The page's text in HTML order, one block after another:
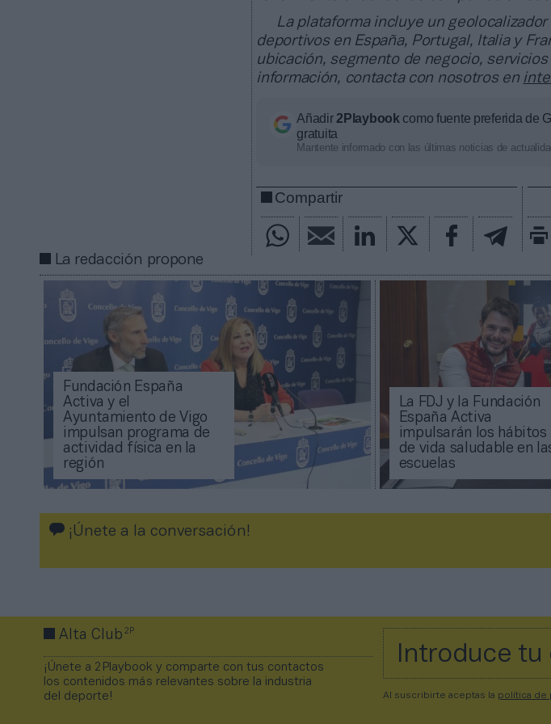
La plataforma incluye un
deportivos en España, Portugal, Italia y
ubicación, segmento de negocio,
información, contacta con nosotros en
Añadir2Playbook como fuente preferida de
gratuita
Mantente informado con las últimas noticias de
Compartir
La redacción propone
Fundación España
Activa y el
Ayuntamiento de Vigo
impulsan programa de
actividad física en la
región
La FDJ y la Fundación
España Activa
impulsarán los hábitos
de vida saludable en
escuelas
¡Únete a la conversación!
Alta Club2P
¡Únete a 2Playbook y comparte con tus contactos
los contenidos más relevantes sobre la industria
del deporte!
Al suscribirte aceptas la política de